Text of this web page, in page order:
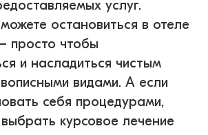
услуг.
остановиться в отеле
просто чтобы
и насладиться чистым
видами. А если
себя процедурами,
курсовое лечение